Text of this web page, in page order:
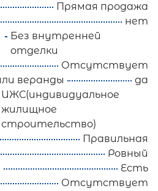
Прямая продажа
нет
Без внутренней
отделки
Отсутствует
веранды
да
ИЖС(индивидуальное
жилищное
строительство)
Правильная
Ровный
Есть
Отсутствует